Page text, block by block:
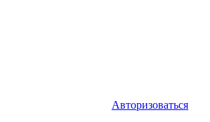
Авторизоваться